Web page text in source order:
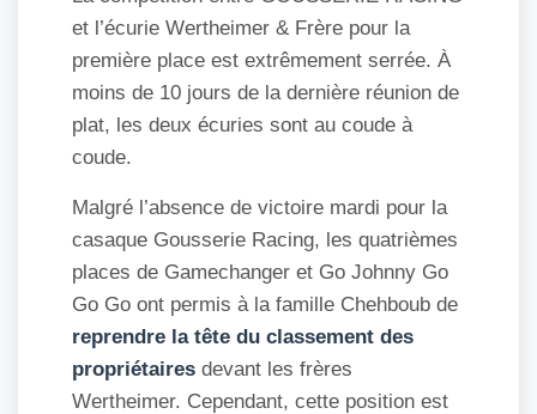
et l’écurie Wertheimer & Frère pour la
première place est extrêmement serrée. À
moins de 10 jours de la dernière réunion de
plat, les deux écuries sont au coude à
coude.
Malgré l’absence de victoire mardi pour la
casaque Gousserie Racing, les quatrièmes
places de Gamechanger et Go Johnny Go
Go Go ont permis à la famille Chehboub de
reprendre la tête du classement des
propriétaires devant les frères
Wertheimer. Cependant, cette position est